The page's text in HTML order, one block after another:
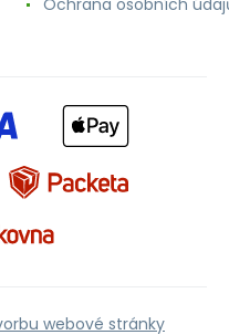
webové stránky